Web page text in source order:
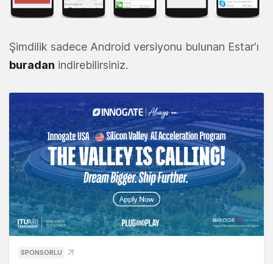
Şimdilik sadece Android versiyonu bulunan Estar'ı
buradan indirebilirsiniz.
SPONSORLU